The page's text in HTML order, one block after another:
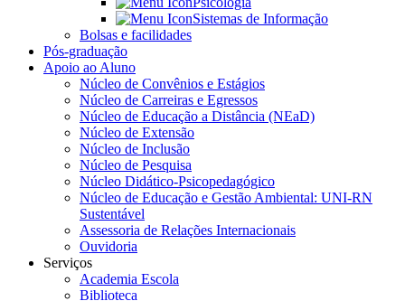
Sistemas de Informação
Bolsas e facilidades
Pós-graduação
Apoio ao Aluno
Núcleo de Convênios e Estágios
Núcleo de Carreiras e Egressos
Núcleo de Educação a Distância (NEaD)
Núcleo de Extensão
Núcleo de Inclusão
Núcleo de Pesquisa
Núcleo Didático-Psicopedagógico
Núcleo de Educação e Gestão Ambiental: UNI-RN
Sustentável
Assessoria de Relações Internacionais
Ouvidoria
Serviços
Academia Escola
Biblioteca